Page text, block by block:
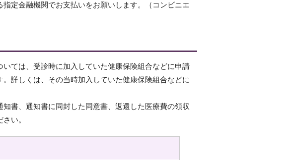
定金融機関でお支払いをお願いします。（コンビニエ
ては、受診時に加入していた健康保険組合などに申請
詳しくは、その当時加入していた健康保険組合などに
書、通知書に同封した同意書、返還した医療費の領収
い。